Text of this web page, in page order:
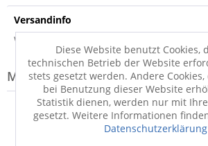
Versandinfo
Weitere Informationen zum Versand...
Modell-Familie: HARMONY
Diese Website benutzt Cookies,
technischen Betrieb der Website
stets gesetzt werden. Andere
bei Benutzung dieser Website
Statistik dienen, werden nur mit
gesetzt. Weitere Informationen
Datenschutzerklärung